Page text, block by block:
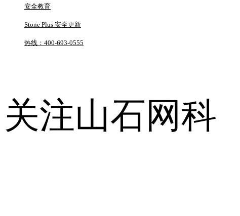
安全教育
Stone Plus 安全更新
热线：400-693-0555
关注山石网科